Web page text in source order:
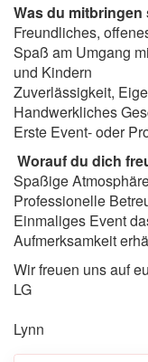
Was du mitbringen
Freundliches,
Spaß am Umgang
und Kindern
Zuverlässigkeit,
Handwerkliches
Erste Event- oder
Worauf du dich
Spaßige
Professionelle
Einmaliges Event
Aufmerksamkeit
Wir freuen uns auf
LG
Lynn